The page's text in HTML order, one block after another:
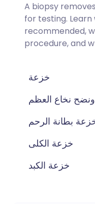
A biopsy
for testing. Learn
recommended,
procedure, and
خزعة
نخاع العظم
بطانة الرحم
خزعة الكلى
خزعة الكبد